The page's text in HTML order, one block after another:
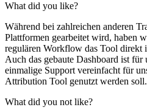
What did you like?
Während bei zahlreichen anderen
Plattformen gearbeitet wird, haben
regulären Workflow das Tool direkt
Auch das gebaute Dashboard ist für
einmalige Support vereinfacht für
Attribution Tool genutzt werden soll.
What did you not like?